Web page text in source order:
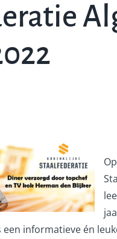
een informatieve én